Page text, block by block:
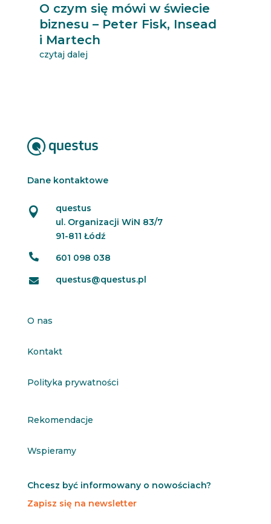
O czym się mówi w świecie
biznesu – Peter Fisk, Insead
i Martech
czytaj dalej
Dane kontaktowe

questus
ul. Organizacji WiN 83/7
91-811 Łódź
 601 098 038
 questus@questus.pl
O nas
Kontakt
Polityka prywatności
Rekomendacje
Wspieramy
Chcesz być informowany o nowościach?
Zapisz się na newsletter